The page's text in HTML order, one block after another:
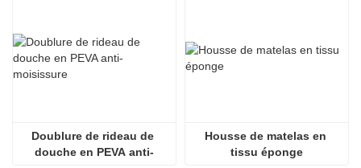
Doublure de rideau de
douche en PEVA anti-
Housse de matelas en
tissu éponge